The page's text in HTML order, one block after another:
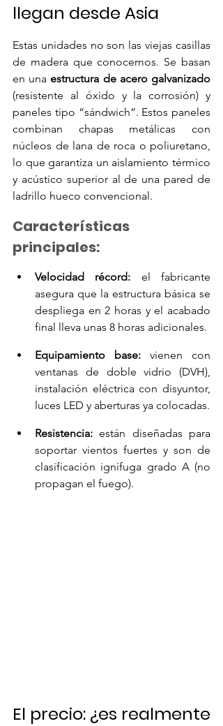
llegan desde Asia
Estas unidades no son las viejas casillas
de madera que conocemos. Se basan
en una estructura de acero galvanizado
(resistente al óxido y la corrosión) y
paneles tipo “sándwich”. Estos paneles
combinan chapas metálicas con
núcleos de lana de roca o poliuretano,
lo que garantiza un aislamiento térmico
y acústico superior al de una pared de
ladrillo hueco convencional.
Características
principales:
Velocidad récord: el fabricante
asegura que la estructura básica se
despliega en 2 horas y el acabado
final lleva unas 8 horas adicionales.
Equipamiento base: vienen con
ventanas de doble vidrio (DVH),
instalación eléctrica con disyuntor,
luces LED y aberturas ya colocadas.
Resistencia: están diseñadas para
soportar vientos fuertes y son de
clasificación ignífuga grado A (no
propagan el fuego).
El precio: ¿es realmente